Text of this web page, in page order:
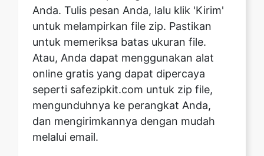
Atau, Anda dapat menggunakan alat
online gratis yang dapat dipercaya
seperti safezipkit.com untuk zip file,
mengunduhnya ke perangkat Anda,
dan mengirimkannya dengan mudah
melalui email.
Bagaimana cara membuat file